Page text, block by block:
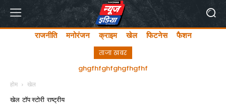
राजनीति मनोरंजन क्राइम खेल फिटनेस फैशन
ताजा खबर
अयोध्या में लता मंगेशकर चौक का सीएम योगी ने किया उद्घाटन
होम खेल
खेल टॉप स्टोरी राष्ट्रीय